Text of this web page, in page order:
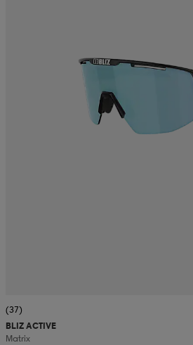
(37)
BLIZ ACTIVE
Matrix